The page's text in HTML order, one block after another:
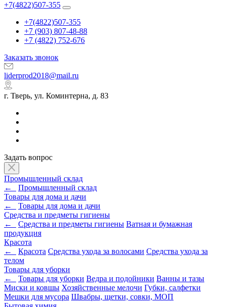
+7(4822)507-355
+7(4822)507-355
+7 (903) 807-48-88
+7 (4822) 752-676
Заказать звонок
liderprod2018@mail.ru
г. Тверь, ул. Коминтерна, д. 83
Задать вопрос
Промышленный склад
←
Промышленный склад
Товары для дома и дачи
←
Товары для дома и дачи
Средства и предметы гигиены
←
Средства и предметы гигиены Ватная и бумажная
продукция
Красота
←
Красота Средства ухода за волосами Средства ухода за
телом
Товары для уборки
←
Товары для уборки Ведра и подойники Ванны и тазы
Миски и ковшы Хозяйственные мелочи Губки, салфетки
Мешки для мусора Швабры, щетки, совки, МОП